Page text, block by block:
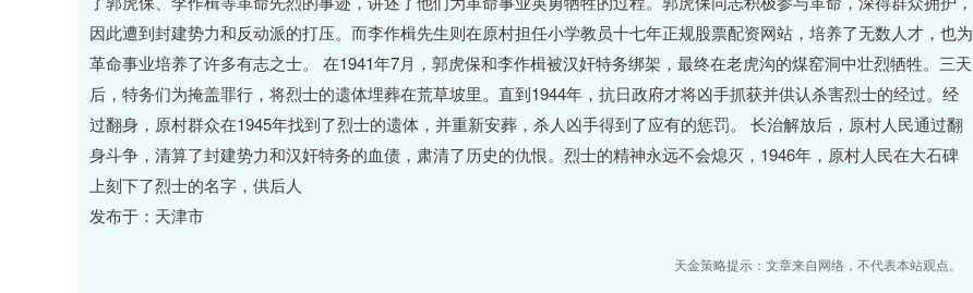
因此遭到封建势力和反动派的打压。而李作楫先生则在原村担任小学教员十七年正规股票配资网站，培养了无数人才，也为
革命事业培养了许多有志之士。 在1941年7月，郭虎保和李作楫被汉奸特务绑架，最终在老虎沟的煤窑洞中壮烈牺牲。三天
后，特务们为掩盖罪行，将烈士的遗体埋葬在荒草坡里。直到1944年，抗日政府才将凶手抓获并供认杀害烈士的经过。经
过翻身，原村群众在1945年找到了烈士的遗体，并重新安葬，杀人凶手得到了应有的惩罚。 长治解放后，原村人民通过翻
身斗争，清算了封建势力和汉奸特务的血债，肃清了历史的仇恨。烈士的精神永远不会熄灭，1946年，原村人民在大石碑
上刻下了烈士的名字，供后人
发布于：天津市
天金策略提示：文章来自网络，不代表本站观点。